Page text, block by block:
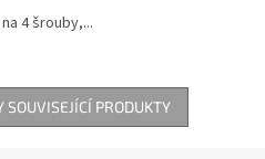
4 šrouby,...
PRODUKTY